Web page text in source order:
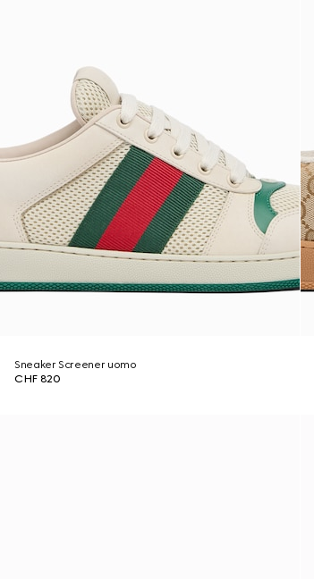
Sneaker Screener uomo
CHF 820